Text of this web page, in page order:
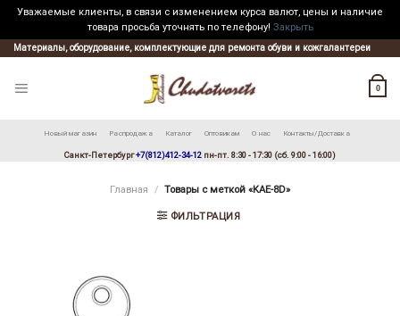
Уважаемые клиенты, в связи с изменением курса валют, цены и наличие
товара просьба уточнять по телефону! Закрыть
Skip
to
Материалы, оборудование, комплектующие для ремонта обуви и кожгалантереи
0
Новый магазин Распродажа Каталог Оптовикам О нас Контакты/Доставка
Санкт-Петербург+7(812)412-34-12 пн-пт. 8:30 - 17:30 (сб. 9:00 - 16:00)
Главная / Товары с меткой «KAE-8D»
ФИЛЬТРАЦИЯ